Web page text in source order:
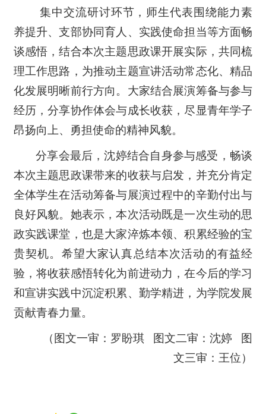
集中交流研讨环节，师生代表围绕能力素
养提升、支部协同育人、实践使命担当等方面畅
谈感悟，结合本次主题思政课开展实际，共同梳
理工作思路，为推动主题宣讲活动常态化、精品
化发展明晰前行方向。大家结合展演筹备与参与
经历，分享协作体会与成长收获，尽显青年学子
昂扬向上、勇担使命的精神风貌。
分享会最后，沈婷结合自身参与感受，畅谈
本次主题思政课带来的收获与启发，并充分肯定
全体学生在活动筹备与展演过程中的辛勤付出与
良好风貌。她表示，本次活动既是一次生动的思
政实践课堂，也是大家淬炼本领、积累经验的宝
贵契机。希望大家认真总结本次活动的有益经
验，将收获感悟转化为前进动力，在今后的学习
和宣讲实践中沉淀积累、勤学精进，为学院发展
贡献青春力量。
（图文一审：罗盼琪 图文二审：沈婷 图
文三审：王位）